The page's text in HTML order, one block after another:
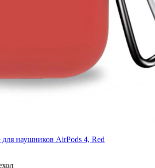
для наушников AirPods 4, Red